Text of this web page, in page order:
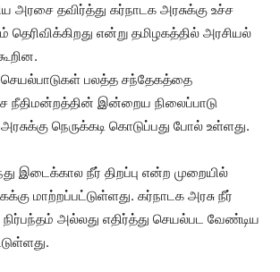
அரசை தவிர்த்து கர்நாடக அரசுக்கு உச்ச
என்று தமிழகத்தில் அரசியல்
பலத்த சந்தேகத்தை
நீதிமன்றத்தின் இன்றைய நிலைப்பாடு
நெருக்கடி கொடுப்பது போல் உள்ளது.
இடைக்கால நீர் திறப்பு என்ற முறையில்
மாற்றப்பட்டுள்ளது. கர்நாடக அரசு நீர்
அல்லது எதிர்த்து செயல்பட வேண்டிய